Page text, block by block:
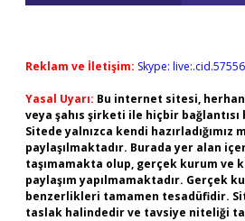
Reklam ve İletişim: Skype:
Yasal Uyarı: Bu internet sitesi,
veya şahıs şirketi ile hiçbir
Sitede yalnızca kendi hazırladığımız
paylaşılmaktadır. Burada yer alan
taşımamakta olup, gerçek kurum ve
paylaşım yapılmamaktadır. Gerçek
benzerlikleri tamamen tesadüfidir.
taslak halindedir ve tavsiye niteliği